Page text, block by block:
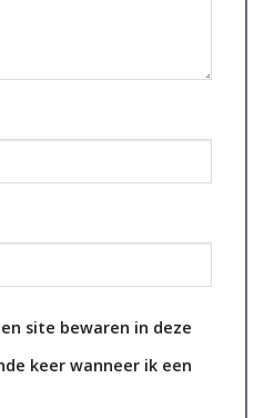
site bewaren in deze
keer wanneer ik een